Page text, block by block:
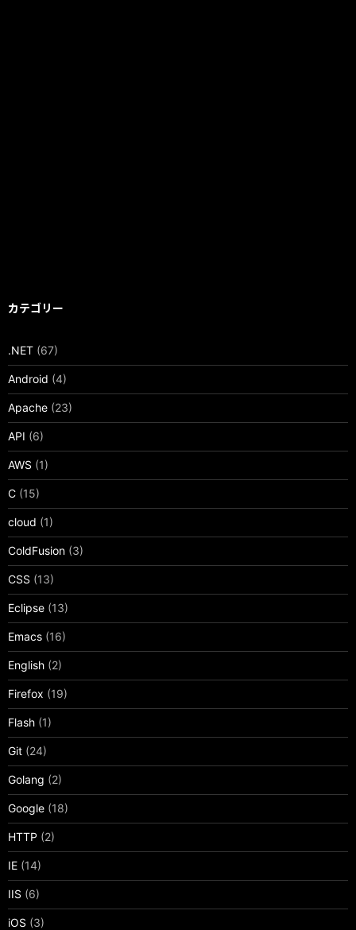
カテゴリー
.NET (67)
Android (4)
Apache (23)
API (6)
AWS (1)
C (15)
cloud (1)
ColdFusion (3)
CSS (13)
Eclipse (13)
Emacs (16)
English (2)
Firefox (19)
Flash (1)
Git (24)
Golang (2)
Google (18)
HTTP (2)
IE (14)
IIS (6)
iOS (3)